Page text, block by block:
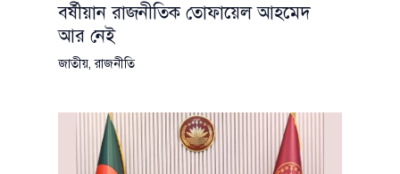
বর্ষীয়ান রাজনীতিক তোফায়েল আহমেদ
আর নেই
জাতীয়,রাজনীতি